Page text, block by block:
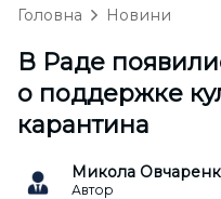
Головна Новини
В Раде
о поддержке
карантина
Микола
Автор